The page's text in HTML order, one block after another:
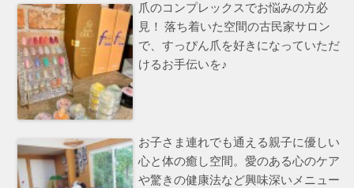
爪のコンプレックスでお悩みの方必
見！ 落ち着いた空間の古民家サロン
で、すっぴん爪を好きになっていただ
けるお手伝いを♪
お子さま連れでも通える親子に優しい
心と体の癒し空間。愛のある心のケア
や驚きの健康法など興味深いメニュー